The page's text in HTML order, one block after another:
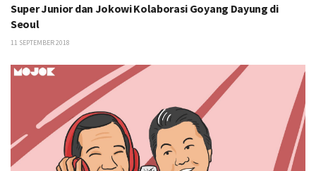
Super Junior dan Jokowi Kolaborasi Goyang Dayung di
Seoul
11 SEPTEMBER 2018